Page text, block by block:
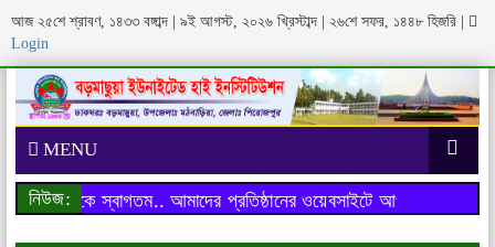
আজ ২৫শে শ্রাবণ, ১৪৩৩ বঙ্গাব্দ | ৯ই আগস্ট, ২০২৬ খ্রিস্টাব্দ | ২৬শে সফর, ১৪৪৮ হিজরি
Login
MENU
নিউজ: আমাদের প্রতিষ্ঠানের ওয়েবসাইটে আপনাকে স্বাগতম..
আপনাকে স্বাগতম..